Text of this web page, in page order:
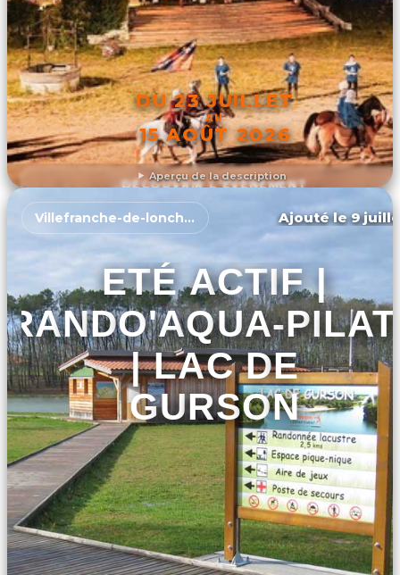
Aperçu de la description
DU 23 JUILLET
AU
15 AOÛT 2026
DÉCOUVRIR L'ÉVÉNEMENT
Villefranche-de-lonchat Ajouté le 9
ETÉ ACTIF |
RANDO'AQUA-
| LAC DE
GURSON